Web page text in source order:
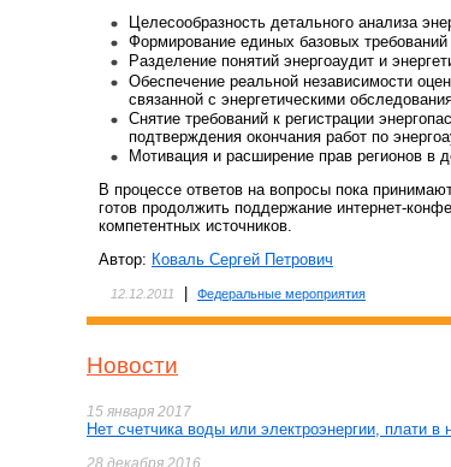
Целесообразность детального анализа
Формирование единых базовых
Разделение понятий энергоаудит и
Обеспечение реальной независимости
связанной с энергетическими
Снятие требований к регистрации
подтверждения окончания работ по
Мотивация и расширение прав регионов в
В процессе ответов на вопросы пока
готов продолжить поддержание интернет-
компетентных источников.
Автор: Коваль Сергей Петрович
12.12.2011 | Федеральные мероприятия
Новости
15 января 2017
Нет счетчика воды или электроэнергии, плати в
28 декабря 2016